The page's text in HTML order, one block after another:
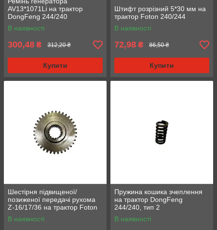
AV13*1071Li на трактор
DongFeng 244/240
В наявності
300,48 ₴ 312,20 ₴
Купити
Штифт розрізний 5*30 мм на
трактор Foton 240/244
В наявності
72,98 ₴ 86,50 ₴
Купити
Шестірня підвищеної/
позиженої передачі рухома
Z-16/17/36 на трактор Foton
244, ДТЗ 244, Jinma 244/264,
тип 2
В наявності
Пружина кошика зчеплення
на трактор DongFeng
244/240, тип 2
В наявності